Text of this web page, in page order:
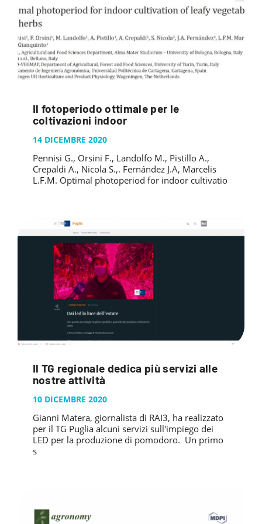
Il fotoperiodo ottimale per le
coltivazioni indoor
14 DICEMBRE 2020
Pennisi G., Orsini F., Landolfo M., Pistillo A.,
Crepaldi A., Nicola S.,. Fernández J.A, Marcelis
L.F.M. Optimal photoperiod for indoor cultivatio
Il TG regionale dedica più servizi alle
nostre attività
10 DICEMBRE 2020
Gianni Matera, giornalista di RAI3, ha realizzato
per il TG Puglia alcuni servizi sull'impiego dei
LED per la produzione di pomodoro. Un primo
s